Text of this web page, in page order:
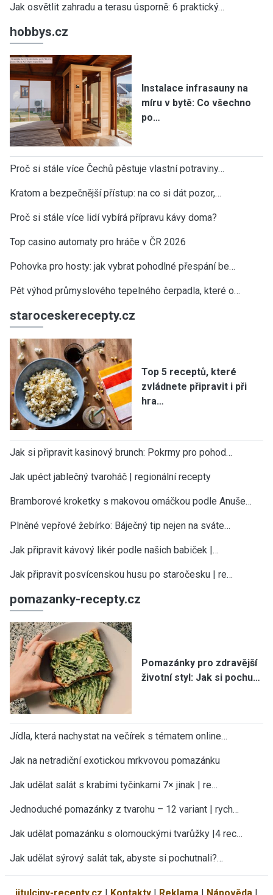
Jak osvětlit zahradu a terasu úsporně: 6 praktický…
hobbys.cz
Instalace infrasauny na
míru v bytě: Co všechno
po…
Proč si stále více Čechů pěstuje vlastní potraviny…
Kratom a bezpečnější přístup: na co si dát pozor,…
Proč si stále více lidí vybírá přípravu kávy doma?
Top casino automaty pro hráče v ČR 2026
Pohovka pro hosty: jak vybrat pohodlné přespání be…
Pět výhod průmyslového tepelného čerpadla, které o…
staroceskerecepty.cz
Top 5 receptů, které
zvládnete připravit i při
hra…
Jak si připravit kasinový brunch: Pokrmy pro pohod…
Jak upéct jablečný tvaroháč | regionální recepty
Bramborové kroketky s makovou omáčkou podle Anuše…
Plněné vepřové žebírko: Báječný tip nejen na sváte…
Jak připravit kávový likér podle našich babiček |…
Jak připravit posvícenskou husu po staročesku | re…
pomazanky-recepty.cz
Pomazánky pro zdravější
životní styl: Jak si pochu…
Jídla, která nachystat na večírek s tématem online…
Jak na netradiční exotickou mrkvovou pomazánku
Jak udělat salát s krabími tyčinkami 7× jinak | re…
Jednoduché pomazánky z tvarohu – 12 variant | rych…
Jak udělat pomazánku s olomouckými tvarůžky |4 rec…
Jak udělat sýrový salát tak, abyste si pochutnali?…
jitulciny-recepty.cz | Kontakty | Reklama | Nápověda |